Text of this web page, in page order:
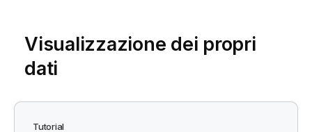
Visualizzazione dei propri
dati
Tutorial